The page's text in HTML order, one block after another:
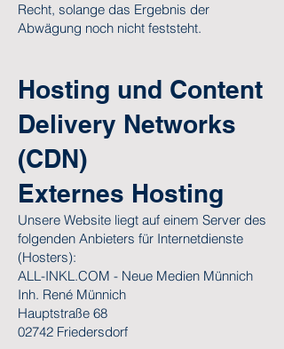
Recht, solange das Ergebnis der
Abwägung noch nicht feststeht.
Hosting und Content
Delivery Networks
(CDN)
Externes Hosting
Unsere Website liegt auf einem Server des
folgenden Anbieters für Internetdienste
(Hosters):
ALL-INKL.COM - Neue Medien Münnich
Inh. René Münnich
Hauptstraße 68
02742 Friedersdorf